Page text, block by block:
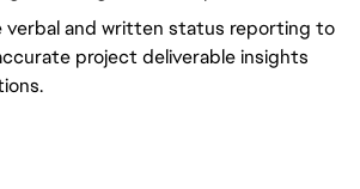
verbal and written status reporting to
project deliverable insights